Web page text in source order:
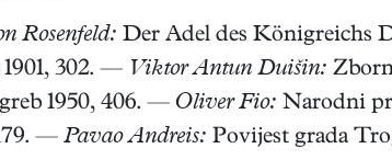
Rosenfeld: Der Adel des Königreichs
302. — Viktor Antun Duišin:
1950, 406. — Oliver Fio: Narodni
— Pavao Andreis: Povijest grada